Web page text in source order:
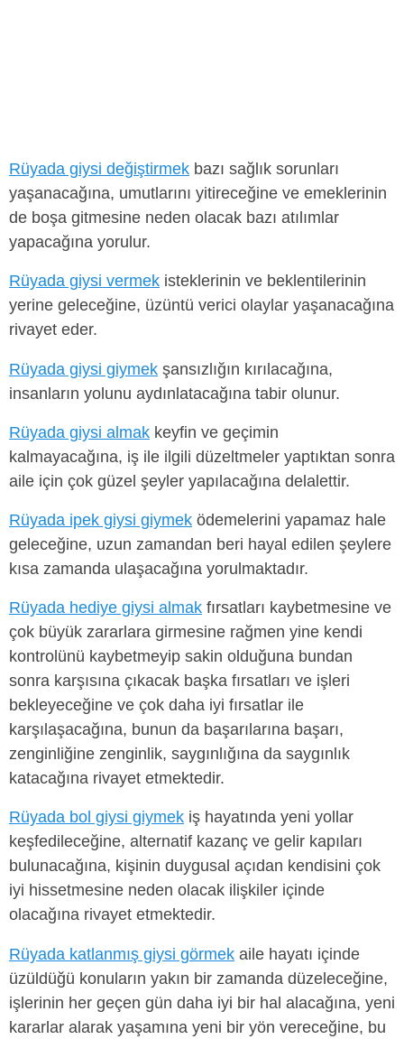
Rüyada giysi değiştirmek bazı sağlık sorunları
yaşanacağına, umutlarını yitireceğine ve emeklerinin
de boşa gitmesine neden olacak bazı atılımlar
yapacağına yorulur.
Rüyada giysi vermek isteklerinin ve beklentilerinin
yerine geleceğine, üzüntü verici olaylar yaşanacağına
rivayet eder.
Rüyada giysi giymek şansızlığın kırılacağına,
insanların yolunu aydınlatacağına tabir olunur.
Rüyada giysi almak keyfin ve geçimin
kalmayacağına, iş ile ilgili düzeltmeler yaptıktan sonra
aile için çok güzel şeyler yapılacağına delalettir.
Rüyada ipek giysi giymek ödemelerini yapamaz hale
geleceğine, uzun zamandan beri hayal edilen şeylere
kısa zamanda ulaşacağına yorulmaktadır.
Rüyada hediye giysi almak fırsatları kaybetmesine ve
çok büyük zararlara girmesine rağmen yine kendi
kontrolünü kaybetmeyip sakin olduğuna bundan
sonra karşısına çıkacak başka fırsatları ve işleri
bekleyeceğine ve çok daha iyi fırsatlar ile
karşılaşacağına, bunun da başarılarına başarı,
zenginliğine zenginlik, saygınlığına da saygınlık
katacağına rivayet etmektedir.
Rüyada bol giysi giymek iş hayatında yeni yollar
keşfedileceğine, alternatif kazanç ve gelir kapıları
bulunacağına, kişinin duygusal açıdan kendisini çok
iyi hissetmesine neden olacak ilişkiler içinde
olacağına rivayet etmektedir.
Rüyada katlanmış giysi görmek aile hayatı içinde
üzüldüğü konuların yakın bir zamanda düzeleceğine,
işlerinin her geçen gün daha iyi bir hal alacağına, yeni
kararlar alarak yaşamına yeni bir yön vereceğine, bu